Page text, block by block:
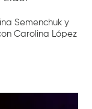
Semenchuk y
Carolina López